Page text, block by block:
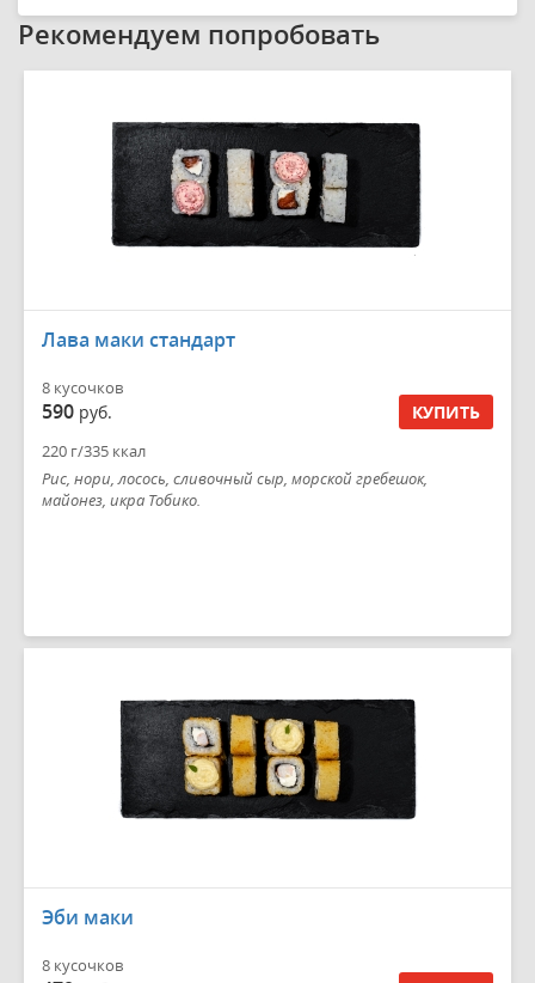
Рекомендуем попробовать
Лава маки стандарт
8 кусочков
590 руб. КУПИТЬ
220 г/335 ккал
Рис, нори, лосось, сливочный сыр, морской гребешок,
майонез, икра Тобико.
Эби маки
8 кусочков